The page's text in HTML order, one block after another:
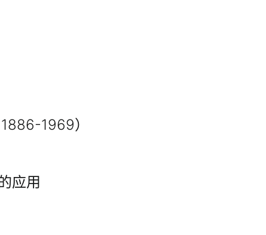
1969）
应用